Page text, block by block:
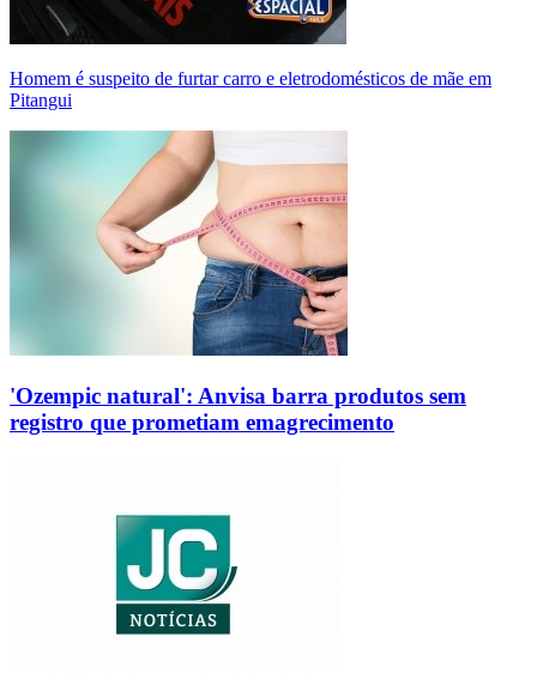
Homem é suspeito de furtar carro e eletrodomésticos de mãe em
Pitangui
'Ozempic natural': Anvisa barra produtos sem
registro que prometiam emagrecimento